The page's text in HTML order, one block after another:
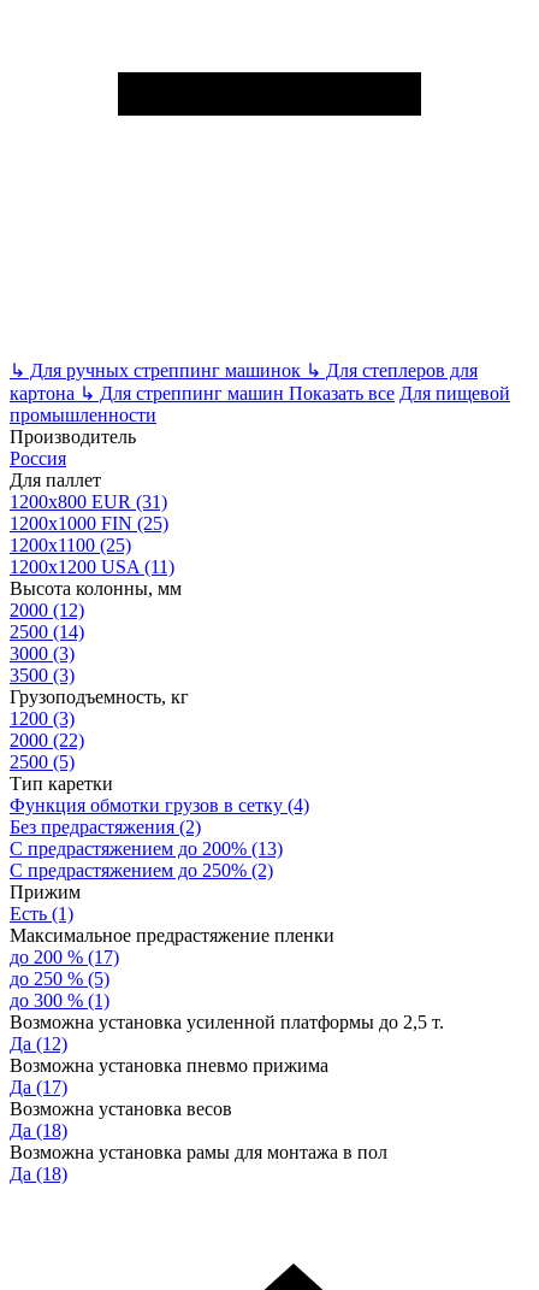
↳ Для ручных стреппинг машинок ↳ Для степлеров для
картона ↳ Для стреппинг машин Показать все Для пищевой
промышленности
Производитель
Россия
Для паллет
1200x800 EUR (31)
1200x1000 FIN (25)
1200x1100 (25)
1200x1200 USA (11)
Высота колонны, мм
2000 (12)
2500 (14)
3000 (3)
3500 (3)
Грузоподъемность, кг
1200 (3)
2000 (22)
2500 (5)
Тип каретки
Функция обмотки грузов в сетку (4)
Без предрастяжения (2)
С предрастяжением до 200% (13)
С предрастяжением до 250% (2)
Прижим
Есть (1)
Максимальное предрастяжение пленки
до 200 % (17)
до 250 % (5)
до 300 % (1)
Возможна установка усиленной платформы до 2,5 т.
Да (12)
Возможна установка пневмо прижима
Да (17)
Возможна установка весов
Да (18)
Возможна установка рамы для монтажа в пол
Да (18)